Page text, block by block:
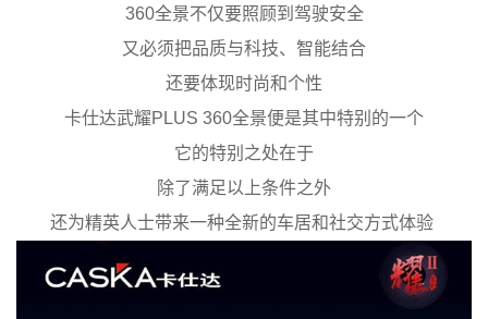
360全景不仅要照顾到驾驶安全
又必须把品质与科技、智能结合
还要体现时尚和个性
卡仕达武耀PLUS 360全景便是其中特别的一个
它的特别之处在于
除了满足以上条件之外
还为精英人士带来一种全新的车居和社交方式体验